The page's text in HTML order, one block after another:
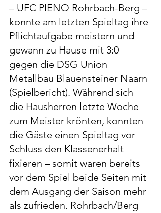
– UFC PIENO Rohrbach-Berg –
konnte am letzten Spieltag ihre
Pflichtaufgabe meistern und
gewann zu Hause mit 3:0
gegen die DSG Union
Metallbau Blauensteiner Naarn
(Spielbericht). Während sich
die Hausherren letzte Woche
zum Meister krönten, konnten
die Gäste einen Spieltag vor
Schluss den Klassenerhalt
fixieren – somit waren bereits
vor dem Spiel beide Seiten mit
dem Ausgang der Saison mehr
als zufrieden. Rohrbach/Berg